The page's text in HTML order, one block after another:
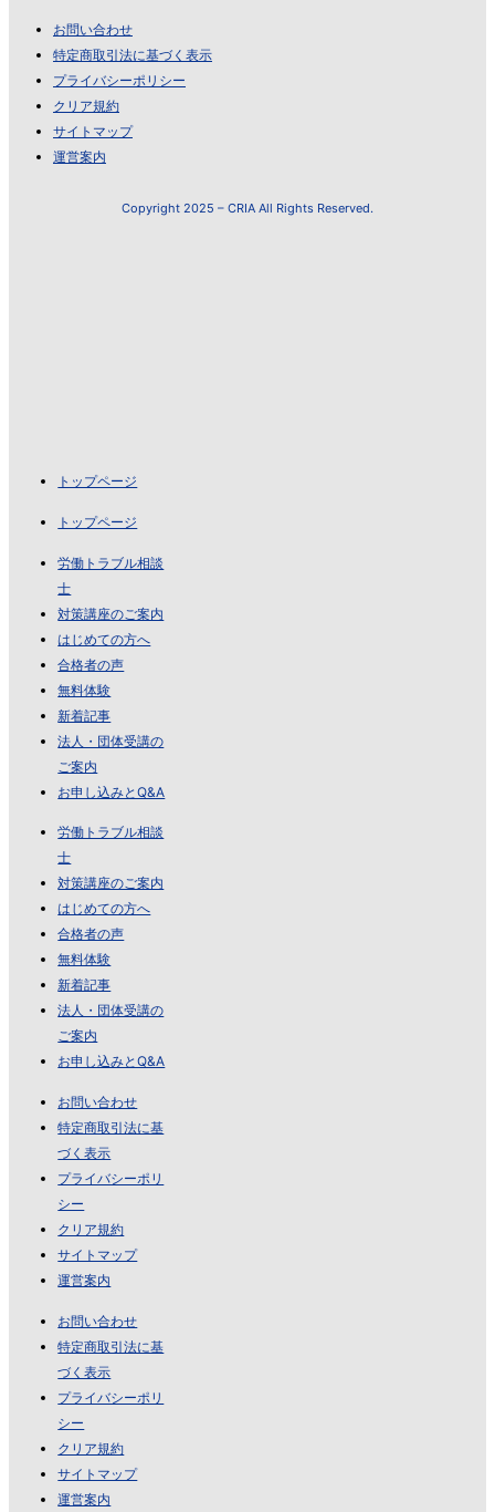
お問い合わせ
特定商取引法に基づく表示
プライバシーポリシー
クリア規約
サイトマップ
運営案内
Copyright 2025 – CRIA All Rights Reserved.
トップページ
トップページ
労働トラブル相談
士
対策講座のご案内
はじめての方へ
合格者の声
無料体験
新着記事
法人・団体受講の
ご案内
お申し込みとQ&A
労働トラブル相談
士
対策講座のご案内
はじめての方へ
合格者の声
無料体験
新着記事
法人・団体受講の
ご案内
お申し込みとQ&A
お問い合わせ
特定商取引法に基
づく表示
プライバシーポリ
シー
クリア規約
サイトマップ
運営案内
お問い合わせ
特定商取引法に基
づく表示
プライバシーポリ
シー
クリア規約
サイトマップ
運営案内